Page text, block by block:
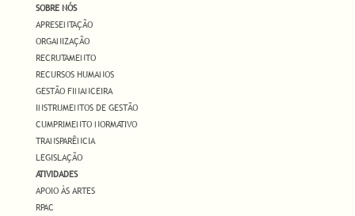
SOBRE NÓS
APRESENTAÇÃO
ORGANIZAÇÃO
RECRUTAMENTO
RECURSOS HUMANOS
GESTÃO FINANCEIRA
INSTRUMENTOS DE GESTÃO
CUMPRIMENTO NORMATIVO
TRANSPARÊNCIA
LEGISLAÇÃO
ATIVIDADES
APOIO ÀS ARTES
RPAC